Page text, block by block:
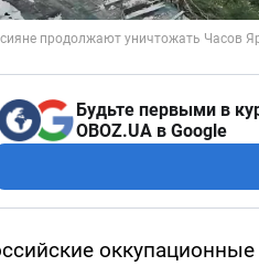
Будьте первыми в
OBOZ.UA в Google